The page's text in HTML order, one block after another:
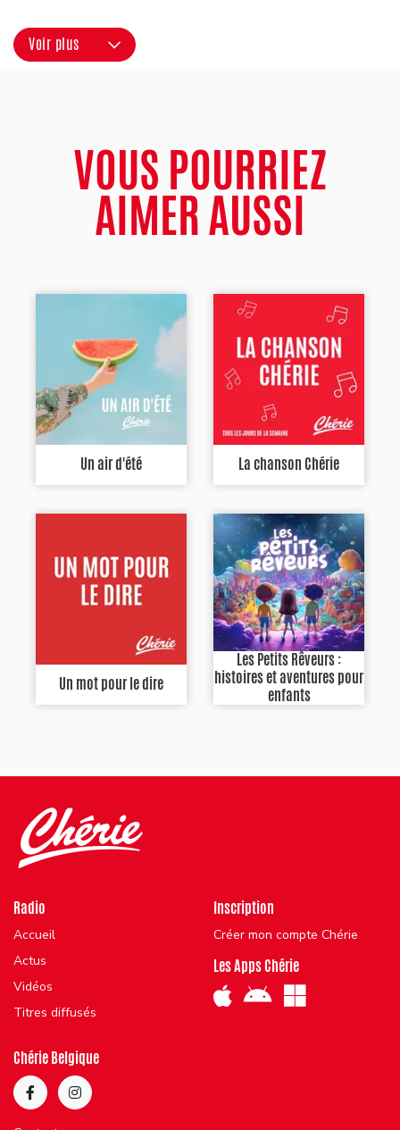
Voir plus
VOUS POURRIEZ
AIMER AUSSI
Un air d'été La chanson Chérie
Un mot pour le dire
Les Petits Rêveurs :
histoires et aventures pour
enfants
Radio
Accueil
Actus
Vidéos
Titres diffusés
Inscription
Créer mon compte Chérie
Les Apps Chérie
Chérie Belgique